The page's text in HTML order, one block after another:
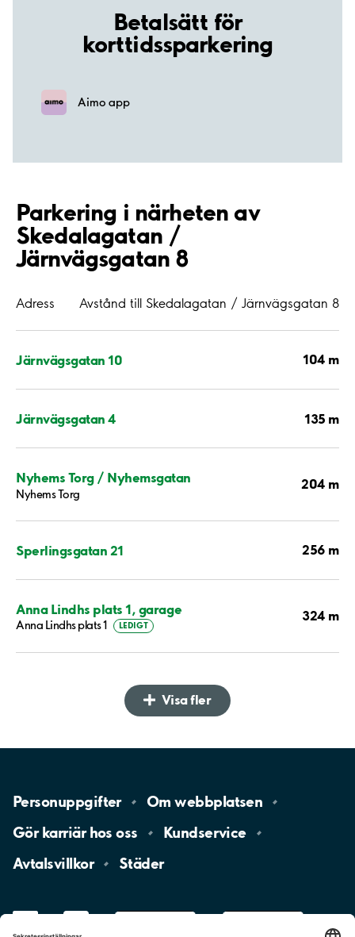
Betalsätt för
korttidssparkering
Aimo app
Parkering i närheten av
Skedalagatan /
Järnvägsgatan 8
Adress Avstånd till Skedalagatan / Järnvägsgatan 8
Järnvägsgatan 10 104 m
Järnvägsgatan 4 135 m
Nyhems Torg / Nyhemsgatan
Nyhems Torg
204 m
Sperlingsgatan 21 256 m
Anna Lindhs plats 1, garage
Anna Lindhs plats 1 LEDIGT
324 m
Visa fler
Personuppgifter Omwebbplatsen
Gör karriär hososs
Kundservice
Avtalsvillkor
Städer